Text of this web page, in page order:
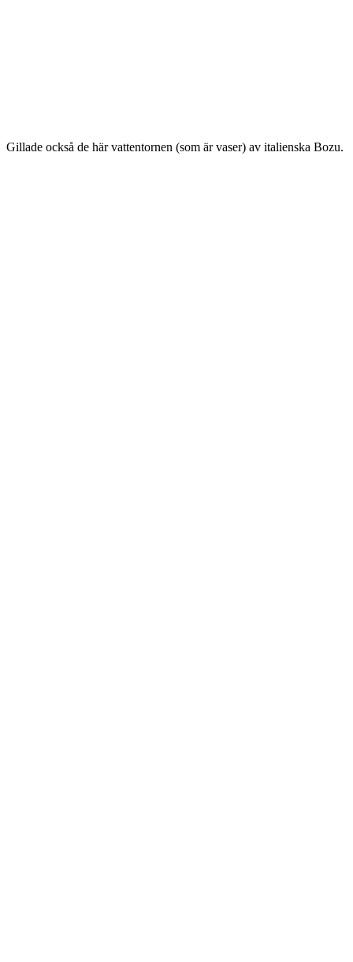
Gillade också de här vattentornen (som är vaser) av italienska Bozu.